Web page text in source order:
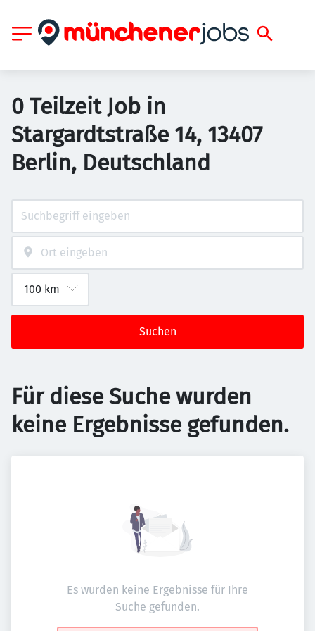
0 Teilzeit Job in
Stargardtstraße 14, 13407
Berlin, Deutschland
Suchen
Für diese Suche wurden
keine Ergebnisse gefunden.
Es wurden keine Ergebnisse für Ihre
Suche gefunden.